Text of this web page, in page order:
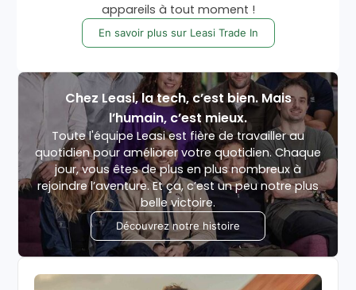
appareils à tout moment !
En savoir plus sur Leasi Trade In
Chez Leasi, la tech, c’est bien. Mais
l’humain, c’est mieux.
Toute l'équipe Leasi est fière de travailler au
quotidien pour améliorer votre quotidien. Chaque
jour, vous êtes de plus en plus nombreux à
rejoindre l’aventure. Et ça, c’est un peu notre plus
belle victoire.
Découvrez notre histoire